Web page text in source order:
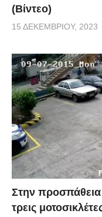
(Βίντεο)
15 ΔΕΚΕΜΒΡΊΟΥ, 2023
Στην προσπάθεια
τρεις